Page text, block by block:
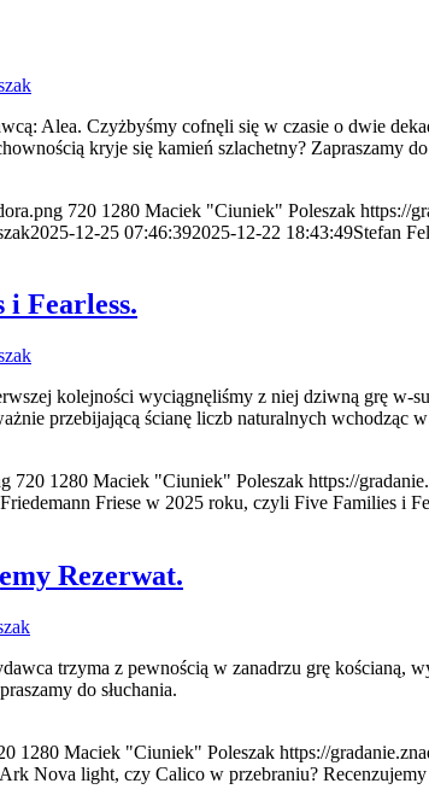
Alea. Czyżbyśmy cofnęli się w czasie o dwie
kryje się kamień szlachetny? Zapraszamy do
720 1280 Maciek "Ciuniek" Poleszak https://
2025-12-25 07:46:392025-12-22 18:43:49Stefan
Fearless.
kolejności wyciągnęliśmy z niej dziwną grę w-
przebijającą ścianę liczb naturalnych wchodząc
720 1280 Maciek "Ciuniek" Poleszak https://
Friedemann Friese w 2025 roku, czyli Five Families i
Rezerwat.
trzyma z pewnością w zanadrzu grę kościaną,
do słuchania.
1280 Maciek "Ciuniek" Poleszak https://
Ark Nova light, czy Calico w przebraniu? Recenzujemy